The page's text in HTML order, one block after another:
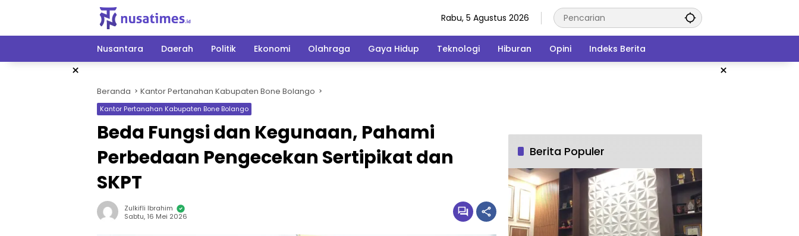
Rabu, 5 Agustus 2026
Nusantara Daerah Politik Ekonomi Olahraga Gaya Hidup Teknologi Hiburan Opini Indeks Berita
× ×
Beranda Kantor Pertanahan Kabupaten Bone Bolango
Kantor Pertanahan Kabupaten Bone Bolango
Beda Fungsi dan Kegunaan, Pahami
Perbedaan Pengecekan Sertipikat dan
SKPT
Zulkifli Ibrahim
Sabtu, 16 Mei 2026
Berita Populer